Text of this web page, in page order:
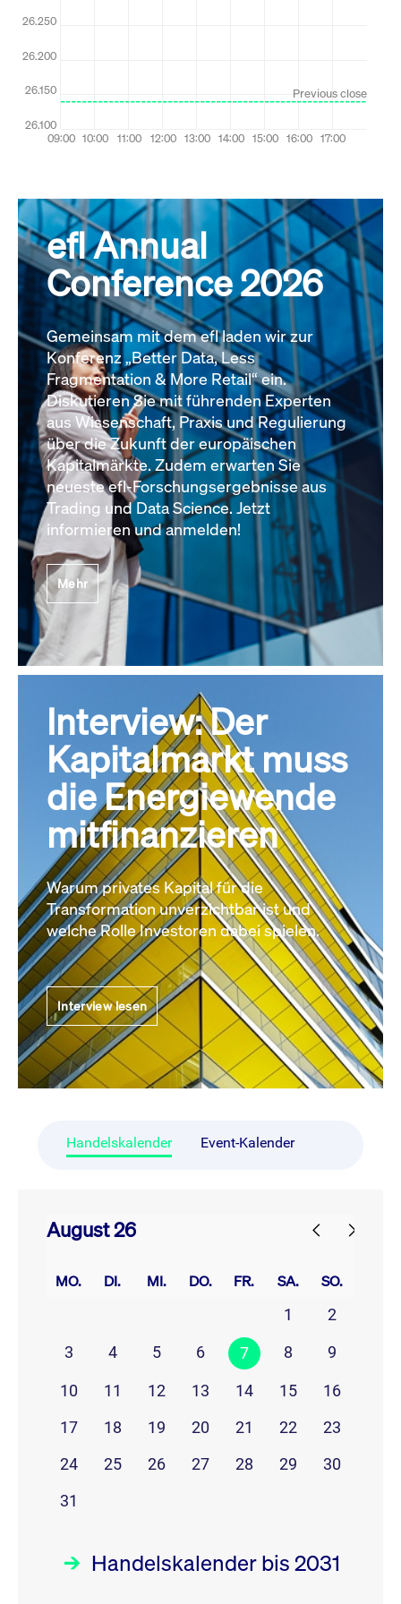
efl Annual
Conference 2026
Gemeinsam mit dem efl laden wir zur
Konferenz „Better Data, Less
Fragmentation & More Retail“ ein.
Diskutieren Sie mit führenden Experten
aus Wissenschaft, Praxis und Regulierung
über die Zukunft der europäischen
Kapitalmärkte. Zudem erwarten Sie
neueste efl-Forschungsergebnisse aus
Trading und Data Science. Jetzt
informieren und anmelden!
Mehr
Interview: Der
Kapitalmarkt muss
die Energiewende
mitfinanzieren
Warum privates Kapital für die
Transformation unverzichtbar ist und
welche Rolle Investoren dabei spielen.
Interview lesen
Handelskalender Event-Kalender
August 26
MO. DI. MI. DO. FR. SA. SO.
1
2
3
4 5 6 7 8 9
10 11 12 13 14 15
16
17
18 19 20 21 22
23
24
25 26 27 28 29
30
31
Handelskalender bis 2031